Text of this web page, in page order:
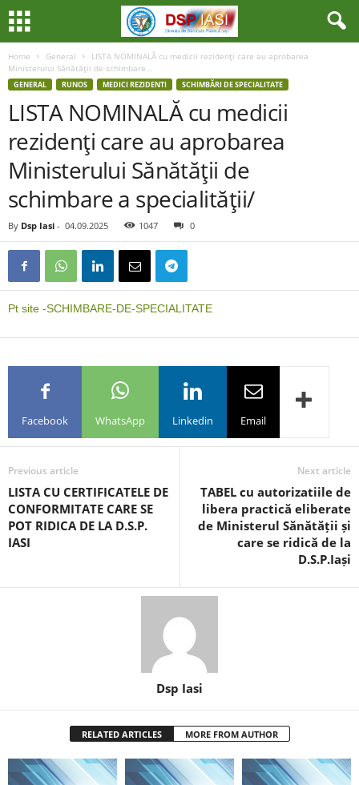
Home General
LISTA NOMINALĂ cu medicii rezidenţi care au aprobarea
Ministerului Sănătăţii de schimbare...
GENERAL RUNOS MEDICI REZIDENTI SCHIMBĂRI DE SPECIALITATE
LISTA NOMINALĂ cu medicii
rezidenţi care au aprobarea
Ministerului Sănătăţii de
schimbare a specialităţii/
By Dsp Iasi - 04.09.2025 1047 0
Pt site -SCHIMBARE-DE-SPECIALITATE
Facebook WhatsApp Linkedin Email
Previous article
LISTA CU CERTIFICATELE DE
CONFORMITATE CARE SE
POT RIDICA DE LA D.S.P.
IASI
Next article
TABEL cu autorizatiile de
libera practică eliberate
de Ministerul Sănătății și
care se ridică de la
D.S.P.Iași
Dsp Iasi
RELATED ARTICLES MORE FROM AUTHOR